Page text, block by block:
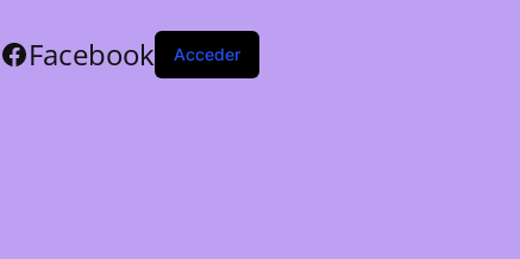
Facebook Acceder